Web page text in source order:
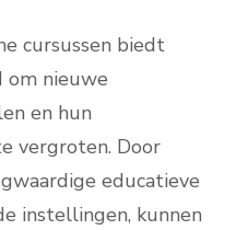
cursussen biedt
om nieuwe
en hun
vergroten. Door
educatieve
instellingen, kunnen